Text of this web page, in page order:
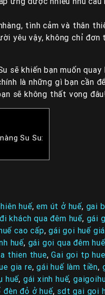
tình cảm và thân
yêu vậy, không chỉ đơn
sẽ khiến bạn muốn quay
là những gì bạn cần
sẽ không thất vọng
Su Su:
huế,em út ở huế, gai
khách qua đêm huế, gái
cao cấp,gái gọi huế
huế, gái gọi qua đêm huế
thien thue,Gai goi tp hue
gia re,gái huế làm tiền,
huế, gái xinh huế,
đèn đỏ ở huế, sdt gai goi